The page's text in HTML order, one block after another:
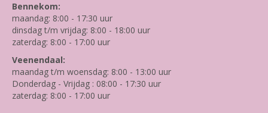
Bennekom:
maandag: 8:00 - 17:30 uur
dinsdag t/m vrijdag: 8:00 - 18:00 uur
zaterdag: 8:00 - 17:00 uur
Veenendaal:
maandag t/m woensdag: 8:00 - 13:00 uur
Donderdag - Vrijdag : 08:00 - 17:30 uur
zaterdag: 8:00 - 17:00 uur